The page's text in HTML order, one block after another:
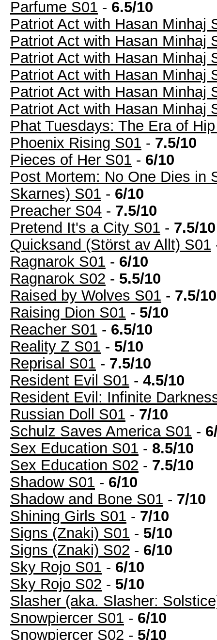
Parfume S01 - 6.5/10
Patriot Act with Hasan Minhaj
Patriot Act with Hasan Minhaj
Patriot Act with Hasan Minhaj
Patriot Act with Hasan Minhaj
Patriot Act with Hasan Minhaj
Patriot Act with Hasan Minhaj
Phat Tuesdays: The Era of
Phoenix Rising S01 - 7.5/10
Pieces of Her S01 - 6/10
Post Mortem: No One Dies in
Skarnes) S01 - 6/10
Preacher S04 - 7.5/10
Pretend It's a City S01 - 7.5/10
Quicksand (Störst av Allt) S01
Ragnarok S01 - 6/10
Ragnarok S02 - 5.5/10
Raised by Wolves S01 - 7.5/10
Raising Dion S01 - 5/10
Reacher S01 - 6.5/10
Reality Z S01 - 5/10
Reprisal S01 - 7.5/10
Resident Evil S01 - 4.5/10
Resident Evil: Infinite
Russian Doll S01 - 7/10
Schulz Saves America S01 -
Sex Education S01 - 8.5/10
Sex Education S02 - 7.5/10
Shadow S01 - 6/10
Shadow and Bone S01 - 7/10
Shining Girls S01 - 7/10
Signs (Znaki) S01 - 5/10
Signs (Znaki) S02 - 6/10
Sky Rojo S01 - 6/10
Sky Rojo S02 - 5/10
Slasher (aka. Slasher:
Snowpiercer S01 - 6/10
Snowpiercer S02 - 5/10